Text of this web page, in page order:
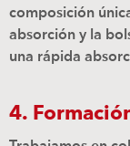
composición
absorción y la
una rápida
4.